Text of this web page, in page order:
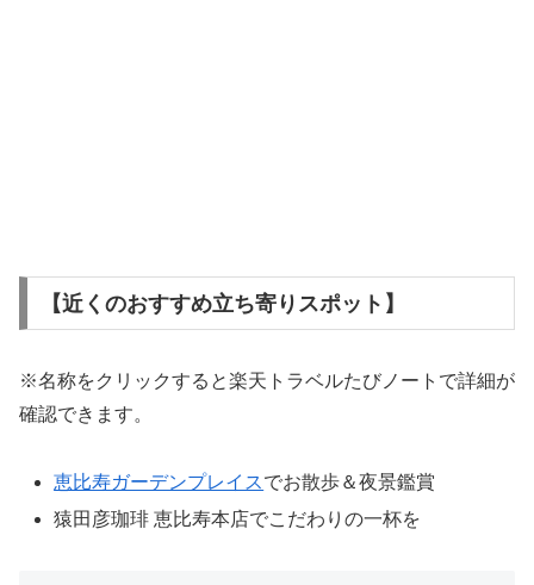
【近くのおすすめ立ち寄りスポット】
※名称をクリックすると楽天トラベルたびノートで詳細が
確認できます。
恵比寿ガーデンプレイスでお散歩＆夜景鑑賞
猿田彦珈琲 恵比寿本店でこだわりの一杯を